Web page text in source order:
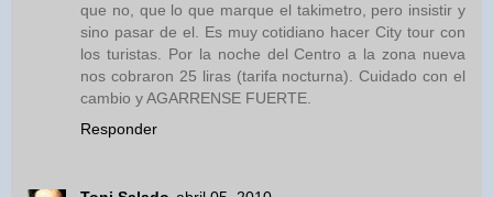
que no, que lo que marque el takimetro, pero insistir y
sino pasar de el. Es muy cotidiano hacer City tour con
los turistas. Por la noche del Centro a la zona nueva
nos cobraron 25 liras (tarifa nocturna). Cuidado con el
cambio y AGARRENSE FUERTE.
Responder